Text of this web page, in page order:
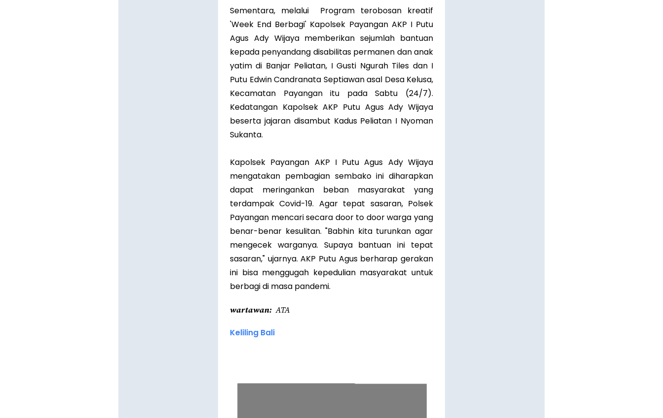
Sementara, melalui Program terobosan kreatif
'Week End Berbagi' Kapolsek Payangan AKP I Putu
Agus Ady Wijaya memberikan sejumlah bantuan
kepada penyandang disabilitas permanen dan anak
yatim di Banjar Peliatan, I Gusti Ngurah Tiles dan I
Putu Edwin Candranata Septiawan asal Desa Kelusa,
Kecamatan Payangan itu pada Sabtu (24/7).
Kedatangan Kapolsek AKP Putu Agus Ady Wijaya
beserta jajaran disambut Kadus Peliatan I Nyoman
Sukanta.
Kapolsek Payangan AKP I Putu Agus Ady Wijaya
mengatakan pembagian sembako ini diharapkan
dapat meringankan beban masyarakat yang
terdampak Covid-19. Agar tepat sasaran, Polsek
Payangan mencari secara door to door warga yang
benar-benar kesulitan. "Babhin kita turunkan agar
mengecek warganya. Supaya bantuan ini tepat
sasaran," ujarnya. AKP Putu Agus berharap gerakan
ini bisa menggugah kepedulian masyarakat untuk
berbagi di masa pandemi.
wartawan ATA
Keliling Bali